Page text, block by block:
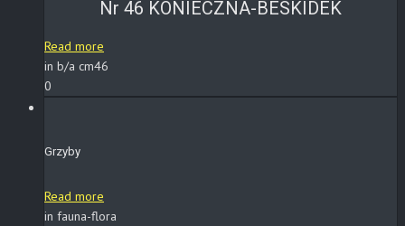
Nr 46 KONIECZNA-BESKIDEK
Read more
in b/a cm46
0
Grzyby
Read more
in fauna-flora